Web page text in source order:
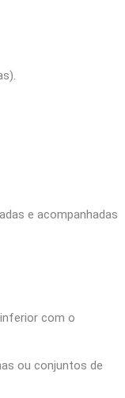
e acompanhadas
com o
ou conjuntos de